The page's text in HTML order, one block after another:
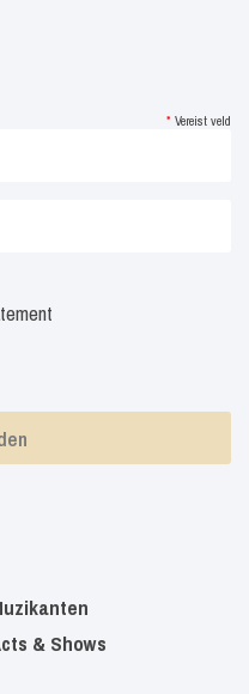
* Vereist veld
& Shows